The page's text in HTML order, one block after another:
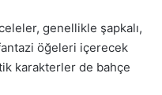
genellikle şapkalı,
öğeleri içerecek
karakterler de bahçe